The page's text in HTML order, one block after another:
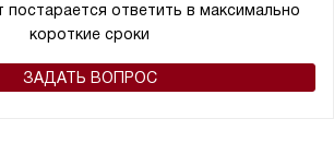
постарается ответить в максимально
короткие сроки
ЗАДАТЬ ВОПРОС